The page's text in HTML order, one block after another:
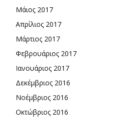
Μάιος 2017
Απρίλιος 2017
Μάρτιος 2017
Φεβρουάριος 2017
Ιανουάριος 2017
Δεκέμβριος 2016
Νοέμβριος 2016
Οκτώβριος 2016